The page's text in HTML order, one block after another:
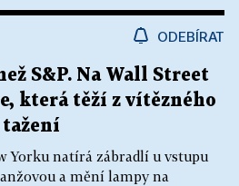
ODEBÍRAT
S&P. Na Wall Street
která těží z vítězného
tažení
Yorku natírá zábradlí u vstupu
a mění lampy na